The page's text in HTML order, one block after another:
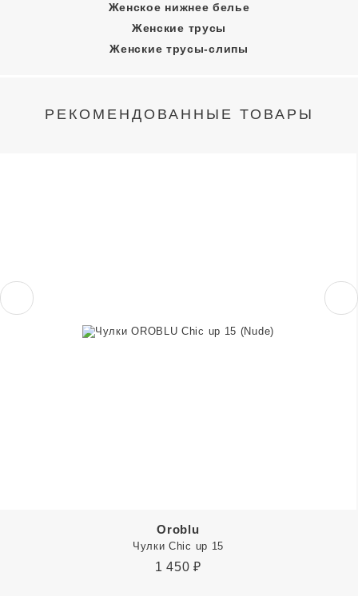
Женское нижнее белье
Женские трусы
Женские трусы-слипы
РЕКОМЕНДОВАННЫЕ ТОВАРЫ
Oroblu
Чулки Chic up 15
1 450 ₽